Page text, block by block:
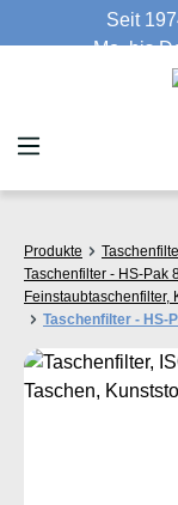
Zum Hauptinhalt
Seit
Mo. bis
Produkte
Taschenfilter - HS-Pak
Feinstaubtaschenfilter,
Taschenfilter - HS-
Bildergalerie